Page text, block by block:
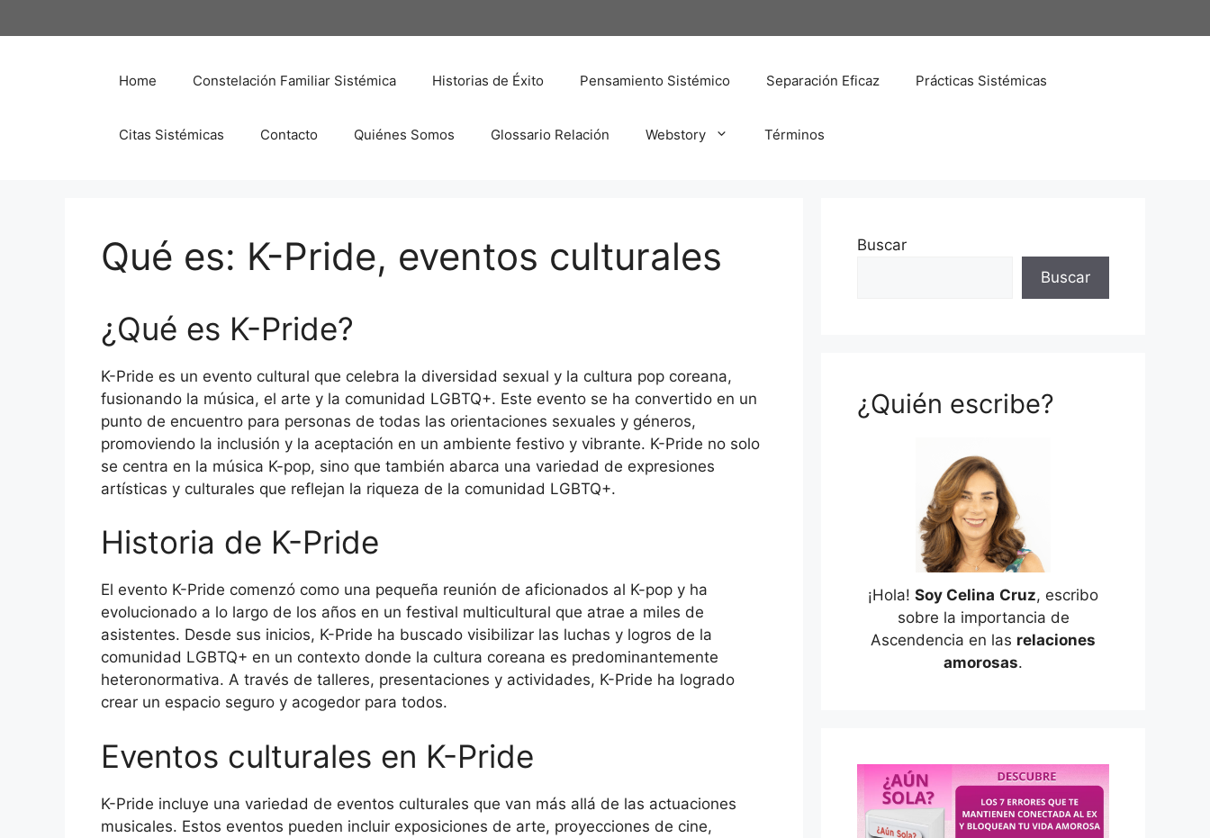
al
Home Constelación Familiar Sistémica Historias de Éxito Pensamiento Sistémico Separación Eficaz Prácticas Sistémicas
Citas Sistémicas Contacto Quiénes Somos Glossario Relación Webstory Términos
Qué es: K-Pride, eventos culturales
¿Qué es K-Pride?
K-Pride es un evento cultural que celebra la diversidad sexual y la cultura pop coreana,
fusionando la música, el arte y la comunidad LGBTQ+. Este evento se ha convertido en un
punto de encuentro para personas de todas las orientaciones sexuales y géneros,
promoviendo la inclusión y la aceptación en un ambiente festivo y vibrante. K-Pride no solo
se centra en la música K-pop, sino que también abarca una variedad de expresiones
artísticas y culturales que reflejan la riqueza de la comunidad LGBTQ+.
Historia de K-Pride
El evento K-Pride comenzó como una pequeña reunión de aficionados al K-pop y ha
evolucionado a lo largo de los años en un festival multicultural que atrae a miles de
asistentes. Desde sus inicios, K-Pride ha buscado visibilizar las luchas y logros de la
comunidad LGBTQ+ en un contexto donde la cultura coreana es predominantemente
heteronormativa. A través de talleres, presentaciones y actividades, K-Pride ha logrado
crear un espacio seguro y acogedor para todos.
Eventos culturales en K-Pride
K-Pride incluye una variedad de eventos culturales que van más allá de las actuaciones
musicales. Estos eventos pueden incluir exposiciones de arte, proyecciones de cine,
Buscar
Buscar
¿Quién escribe?
¡Hola! Soy Celina Cruz, escribo
sobre la importancia de
Ascendencia en las relaciones
amorosas.